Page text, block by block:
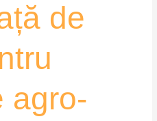
de
agro-